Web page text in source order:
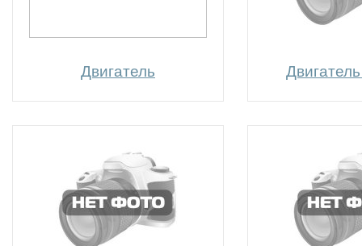
Двигатель